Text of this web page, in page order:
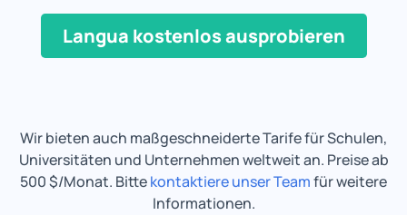
Langua kostenlos ausprobieren
Wir bieten auch maßgeschneiderte Tarife für Schulen,
Universitäten und Unternehmen weltweit an. Preise ab
500 $/Monat. Bittekontaktiere unser Teamfür weitere
Informationen.